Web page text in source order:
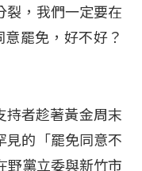
裂，我們一定要在
罷免，好不好？
持者趁著黃金周末
見的「罷免同意不
野黨立委與新竹市